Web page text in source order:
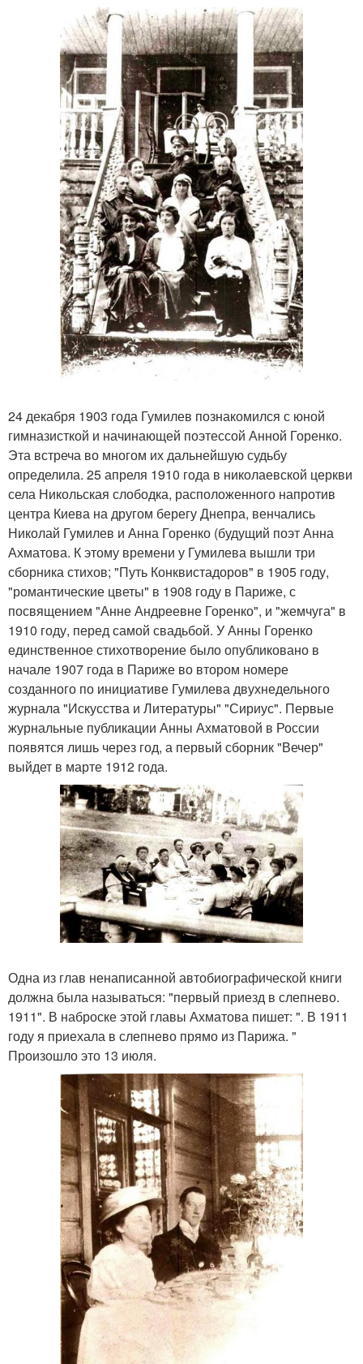
24 декабря 1903 года Гумилев познакомился с юной
гимназисткой и начинающей поэтессой Анной Горенко.
Эта встреча во многом их дальнейшую судьбу
определила. 25 апреля 1910 года в николаевской церкви
села Никольская слободка, расположенного напротив
центра Киева на другом берегу Днепра, венчались
Николай Гумилев и Анна Горенко (будущий поэт Анна
Ахматова. К этому времени у Гумилева вышли три
сборника стихов; "Путь Конквистадоров" в 1905 году,
"романтические цветы" в 1908 году в Париже, с
посвящением "Анне Андреевне Горенко", и "жемчуга" в
1910 году, перед самой свадьбой. У Анны Горенко
единственное стихотворение было опубликовано в
начале 1907 года в Париже во втором номере
созданного по инициативе Гумилева двухнедельного
журнала "Искусства и Литературы" "Сириус". Первые
журнальные публикации Анны Ахматовой в России
появятся лишь через год, а первый сборник "Вечер"
выйдет в марте 1912 года.
Одна из глав ненаписанной автобиографической книги
должна была называться: "первый приезд в слепнево.
1911". В наброске этой главы Ахматова пишет: ". В 1911
году я приехала в слепнево прямо из Парижа. "
Произошло это 13 июля.